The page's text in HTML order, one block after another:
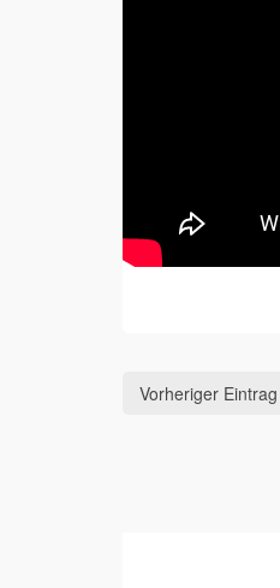
Vorheriger Eintrag